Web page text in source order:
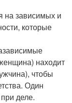
на зависимых и
которые
находит
чтобы
Один
деле.